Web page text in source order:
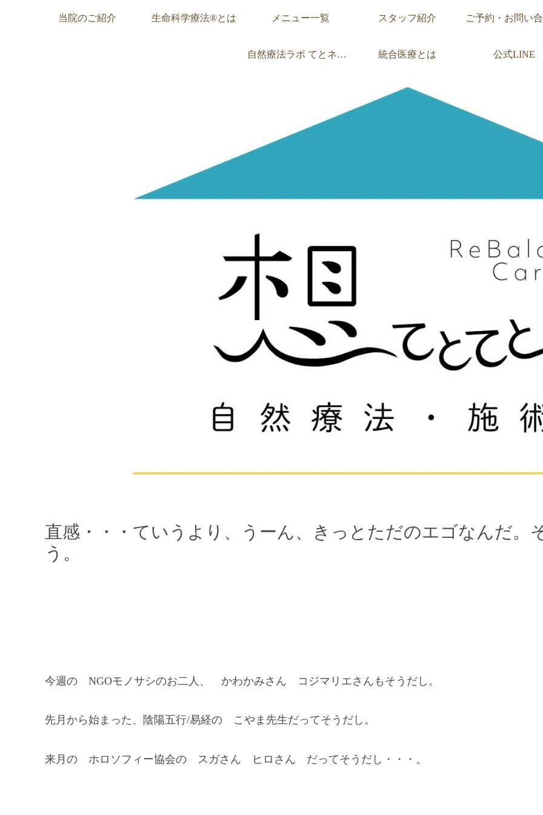
当院のご紹介 生命科学療法®︎とは メニュー一覧 スタッフ紹介 ご予約・お問い
自然療法ラボ てとネットとは 統合医療とは 公式LINE
直感・・・ていうより、うーん、きっとただのエゴなんだ。
う。
今週の NGOモノサシのお二人、 かわかみさん コジマリエさんもそうだし。
先月から始まった、陰陽五行/易経の こやま先生だってそうだし。
来月の ホロソフィー協会の スガさん ヒロさん だってそうだし・・・。